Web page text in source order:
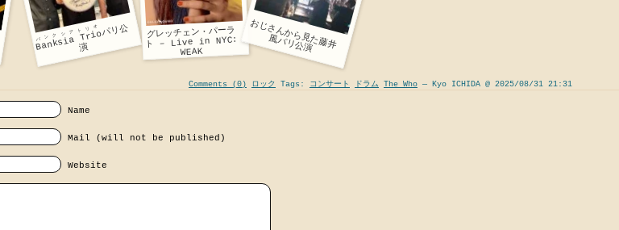
Banksia Trio
バンクシアトリオパ
リ
公
演
グレッチェン・パーラ
ト – Live in NYC:
WEAK
お
じ
さ
ん
か
ら
見
た
藤
井
風
パ
リ
公
演
Comments (0) ロック Tags: コンサート ドラム The Who — Kyo ICHIDA @ 2025/08/31 21:31
Name
Mail (will not be published)
Website